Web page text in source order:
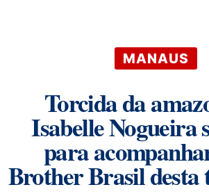
MANAUS
Torcida da
Isabelle Nogueira
para
Brother Brasil desta